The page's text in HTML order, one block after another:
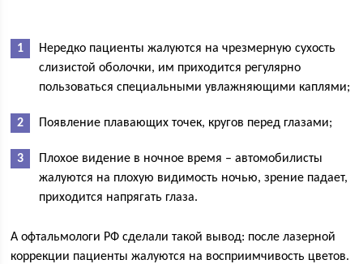
Нередко пациенты жалуются на чрезмерную сухость
слизистой оболочки, им приходится регулярно
пользоваться специальными увлажняющими каплями;
Появление плавающих точек, кругов перед глазами;
Плохое видение в ночное время – автомобилисты
жалуются на плохую видимость ночью, зрение падает,
приходится напрягать глаза.
А офтальмологи РФ сделали такой вывод: после лазерной
коррекции пациенты жалуются на восприимчивость цветов.